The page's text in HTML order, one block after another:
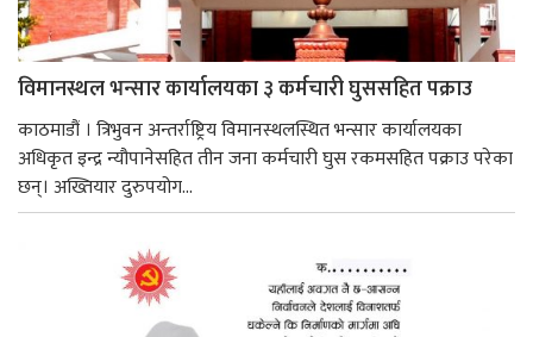
विमानस्थल भन्सार कार्यालयका ३ कर्मचारी घुससहित पक्राउ
काठमाडौं । त्रिभुवन अन्तर्राष्ट्रिय विमानस्थलस्थित भन्सार कार्यालयका
अधिकृत इन्द्र न्यौपानेसहित तीन जना कर्मचारी घुस रकमसहित पक्राउ परेका
छन्। अख्तियार दुरुपयोग...